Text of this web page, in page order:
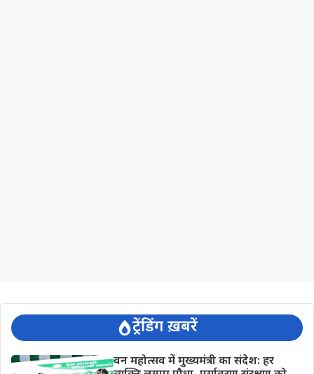
ट्रेंडिंग ख़बरें
वन महोत्सव में मुख्यमंत्री का संदेश: हर